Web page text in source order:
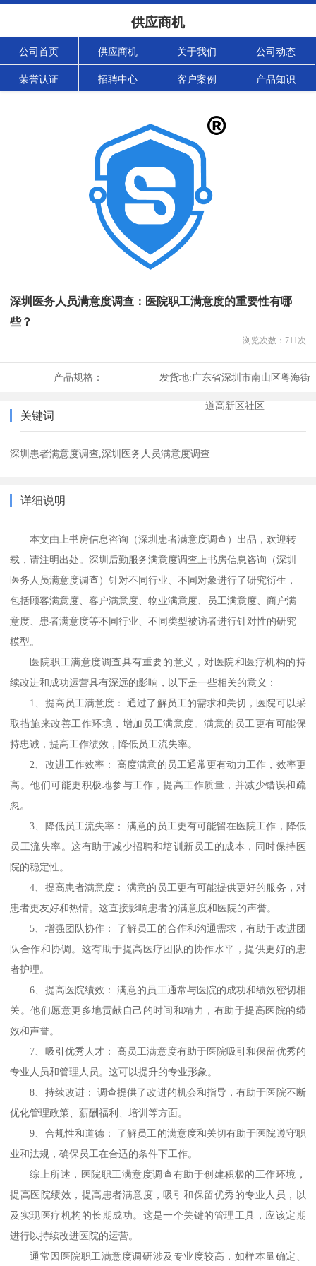
供应商机
公司首页 供应商机 关于我们 公司动态
荣誉认证 招聘中心 客户案例 产品知识
深圳医务人员满意度调查：医院职工满意度的重要性有哪
些？
浏览次数： 711次
产品规格： 发货地:广东省深圳市南山区粤海街
道高新区社区
关键词
深圳患者满意度调查,深圳医务人员满意度调查
详细说明
本文由上书房信息咨询（深圳患者满意度调查）出品，欢迎转
载，请注明出处。深圳后勤服务满意度调查上书房信息咨询 （深圳
医务人员满意度调查）针对不同行业、不同对象进行了研究衍生，
包括顾客满意度、客户满意度、物业满意度、员工满意度、商户满
意度、患者满意度等不同行业、不同类型被访者进行针对性的研究
模型。
医院职工满意度调查具有重要的意义，对医院和医疗机构的持
续改进和成功运营具有深远的影响，以下是一些相关的意义：
1、 提高员工满意度：
通过了解员工的需求和关切，医院可以采
取措施来改善工作环境，增加员工满意度。满意的员工更有可能保
持忠诚，提高工作绩效，降低员工流失率。
2、 改进工作效率：
高度满意的员工通常更有动力工作，效率更
高。他们可能更积极地参与工作，提高工作质量，并减少错误和疏
忽。
3、
降低员工流失率：
满意的员工更有可能留在医院工作，降低
员工流失率。这有助于减少招聘和培训新员工的成本，同时保持医
院的稳定性。
4、 提高患者满意度：
满意的员工更有可能提供更好的服务，对
患者更友好和热情。这直接影响患者的满意度和医院的声誉。
5、 增强团队协作：
了解员工的合作和沟通需求，有助于改进团
队合作和协调。这有助于提高医疗团队的协作水平，提供更好的患
者护理。
6、 提高医院绩效：
满意的员工通常与医院的成功和绩效密切相
关。他们愿意更多地贡献自己的时间和精力，有助于提高医院的绩
效和声誉。
7、 吸引优秀人才：
高员工满意度有助于医院吸引和保留优秀的
专业人员和管理人员。这可以提升的专业形象。
8、 持续改进：
调查提供了改进的机会和指导，有助于医院不断
优化管理政策、薪酬福利、培训等方面。
9、 合规性和道德：
了解员工的满意度和关切有助于医院遵守职
业和法规，确保员工在合适的条件下工作。
综上所述，医院职工满意度调查有助于创建积极的工作环境，
提高医院绩效，提高患者满意度，吸引和保留优秀的专业人员，以
及实现医疗机构的长期成功。这是一个关键的管理工具，应该定期
进行以持续改进医院的运营。
通常因 医院职工满意度调研涉及专业度较高 ， 如样本量确定 、